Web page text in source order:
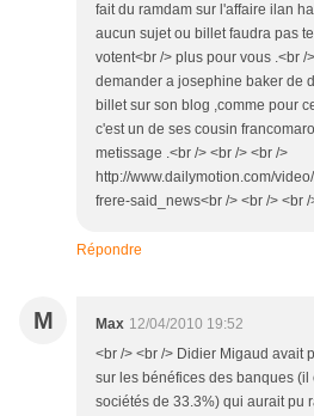
fait du ramdam sur l'affaire ilan
aucun sujet ou billet faudra pas
votent<br /> plus pour vous .<br /
demander a josephine baker de
billet sur son blog ,comme pour
c'est un de ses cousin
metissage .<br /> <br /> <br />
http://www.dailymotion.com/
frere-said_news<br /> <br /> <br /
Répondre
M Max 12/04/2010 19:52
<br /> <br /> Didier Migaud avait
sur les bénéfices des banques
sociétés de 33.3%) qui aurait pu